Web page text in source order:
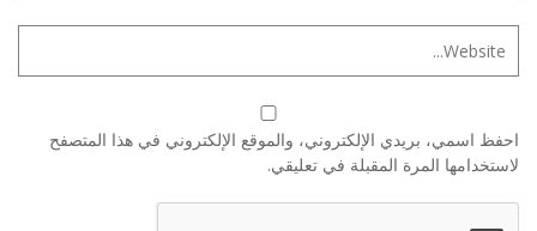
احفظ اسمي، بريدي الإلكتروني، والموقع الإلكتروني في هذا المتصفح
لاستخدامها المرة المقبلة في تعليقي.